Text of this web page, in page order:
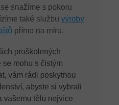
snažíme s pokoru
také službu výroby
přímo na míru.
proškolených
se mohu s čistým
vám rádi poskytnou
abyste si vybrali
vašemu tělu nejvíce